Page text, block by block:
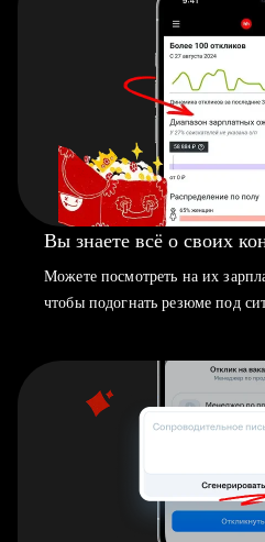
Вы знаете всё о своих
Можете посмотреть на их
чтобы подогнать резюме под